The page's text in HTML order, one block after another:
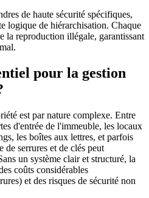
de haute sécurité spécifiques,
logique de hiérarchisation. Chaque
la reproduction illégale, garantissant
pour la gestion
est par nature complexe. Entre
d'entrée de l'immeuble, les locaux
les boîtes aux lettres, et parfois
de serrures et de clés peut
un système clair et structuré, la
coûts considérables
et des risques de sécurité non